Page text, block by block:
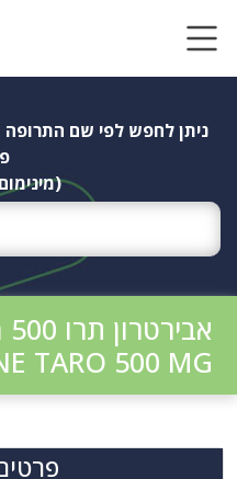
ניתן לחפש לפי שם התרופה
(מינימום 3
אבירטרון תרו 500 מ"ג
TARO 500 MG